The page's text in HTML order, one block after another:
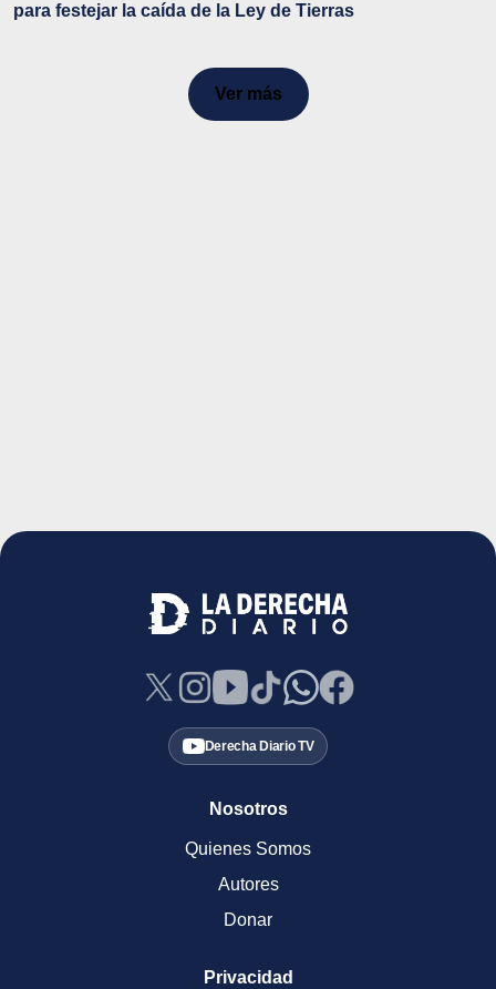
para festejar la caída de la Ley de Tierras
Ver más
Derecha Diario TV
Nosotros
Quienes Somos
Autores
Donar
Privacidad